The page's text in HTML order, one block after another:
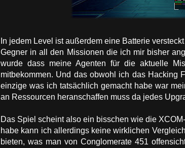
In jedem Level ist außerdem eine Batterie
Gegner in all den Missionen die ich mir bisher
wurde dass meine Agenten für die aktuelle
mitbekommen. Und das obwohl ich das Hacking
einzige was ich tatsächlich gemacht habe war
an Ressourcen heranschaffen muss da jedes
Das Spiel scheint also ein bisschen wie die
habe kann ich allerdings keine wirklichen
bieten, was man von Conglomerate 451